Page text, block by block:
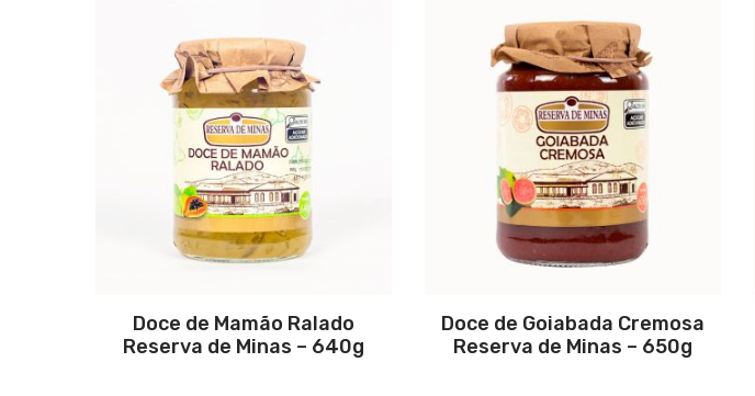
Doce de Mamão Ralado
Reserva de Minas – 640g
Doce de Goiabada Cremosa
Reserva de Minas – 650g